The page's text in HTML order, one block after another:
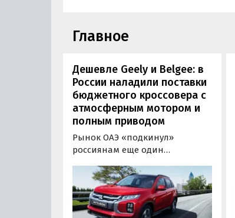
Главное
Дешевле Geely и Belgee: в
России наладили поставки
бюджетного кроссовера с
атмосферным мотором и
полным приводом
Рынок ОАЭ «подкинул»
россиянам еще один
продавался в России
официально. Речь о Mitsubishi
ASX: у дилеров в Эмиратах он
стоит примерно от 1 600 000